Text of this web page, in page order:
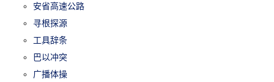
安省高速公路
寻根探源
工具辞条
巴以冲突
广播体操